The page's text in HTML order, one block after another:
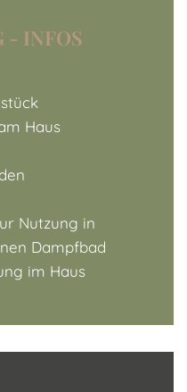
- INFOS
Haus
Nutzung in
Dampfbad
im Haus